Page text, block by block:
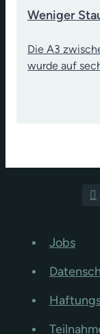
Weniger
Die A3
wurde auf
Jobs